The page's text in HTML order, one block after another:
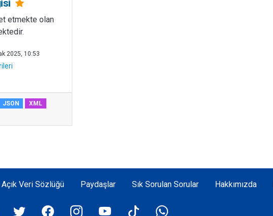
etmekte olan
2025, 10:53
JSON
XML
Açık Veri Sözlüğü Paydaşlar Sık Sorulan Sorular Hakkımızda